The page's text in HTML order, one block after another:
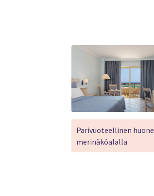
Parivuoteellinen huone
merinäköalalla